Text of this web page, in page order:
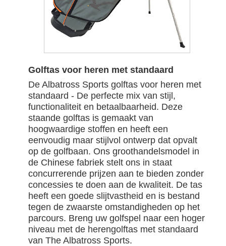
Golftas voor heren met standaard
De Albatross Sports golftas voor heren met
standaard - De perfecte mix van stijl,
functionaliteit en betaalbaarheid. Deze
staande golftas is gemaakt van
hoogwaardige stoffen en heeft een
eenvoudig maar stijlvol ontwerp dat opvalt
op de golfbaan. Ons groothandelsmodel in
de Chinese fabriek stelt ons in staat
concurrerende prijzen aan te bieden zonder
concessies te doen aan de kwaliteit. De tas
heeft een goede slijtvastheid en is bestand
tegen de zwaarste omstandigheden op het
parcours. Breng uw golfspel naar een hoger
niveau met de herengolftas met standaard
van The Albatross Sports.